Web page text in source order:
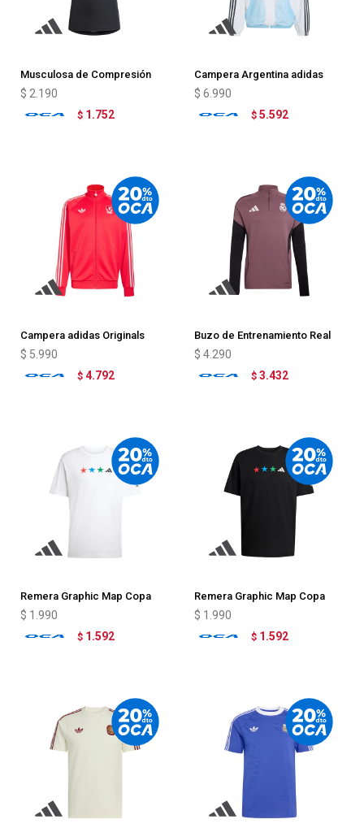
Musculosa de Compresión
adidas de Entrenamiento
$ 2.190
$ 1.752
Campera Argentina adidas
Retro Home 2006
$ 6.990
$ 5.592
Campera adidas Originals
Liverpool
$ 5.990
$ 4.792
Buzo de Entrenamiento Real
Madrid adidas
$ 4.290
$ 3.432
Remera Graphic Map Copa
Mundial de la FIFA 26 adidas
$ 1.990
$ 1.592
Remera Graphic Map Copa
Mundial de la FIFA 26 adidas
$ 1.990
$ 1.592